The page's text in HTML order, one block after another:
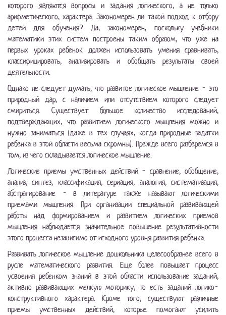
которого являются вопросы и задания логического, а не только
арифметического, характера. Закономерен ли такой подход к отбору
детей для обучения? Да, закономерен, поскольку учебники
математики этих систем построены таким образом, что уже на
первых уроках ребенок должен использовать умения сравнивать,
классифицировать, анализировать и обобщать результаты своей
деятельности.
Однако не следует думать, что развитое логическое мышление - это
природный дар, с наличием или отсутствием которого следует
смириться. Существует большое количество исследований,
подтверждающих, что развитием логического мышления можно и
нужно заниматься (даже в тех случаях, когда природные задатки
ребенка в этой области весьма скромны). Прежде всего разберемся в
том, из чего складывается логическое мышление.
Логические приемы умственных действий - сравнение, обобщение,
анализ, синтез, классификация, сериация, аналогия, систематизация,
абстрагирование - в литературе также называют логическими
приемами мышления. При организации специальной развивающей
работы над формированием и развитием логических приемов
мышления наблюдается значительное повышение результативности
этого процесса независимо от исходного уровня развития ребенка.
Развивать логическое мышление дошкольника целесообразнее всего в
русле математического развития. Еще более повышает процесс
усвоения ребенком знаний в этой области использование заданий,
активно развивающих мелкую моторику, то есть заданий логико-
конструктивного характера. Кроме того, существуют различные
приемы умственных действий, которые помогают усилить